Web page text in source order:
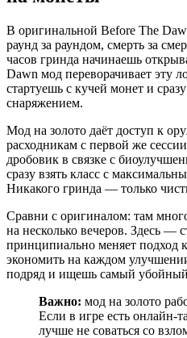
В оригинальной Before The
раунд за раундом, смерть за
часов гринда начинаешь
Dawn мод переворачивает эту
стартуешь с кучей монет и
снаряжением.
Мод на золото даёт доступ к
расходникам с первой же
дробовик в связке с
сразу взять класс с
Никакого гринда — только
Сравни с оригиналом: там
на несколько вечеров. Здесь —
принципиально меняет подход
экономить на каждом
подряд и ищешь самый
Важно: мод на золото
Если в игре есть онлайн-
лучше не соваться со